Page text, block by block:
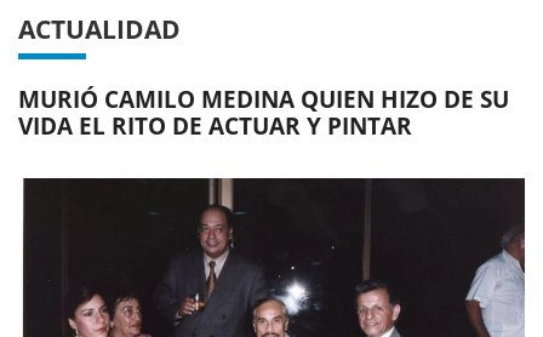
ACTUALIDAD
MURIÓ CAMILO MEDINA QUIEN HIZO DE SU
VIDA EL RITO DE ACTUAR Y PINTAR